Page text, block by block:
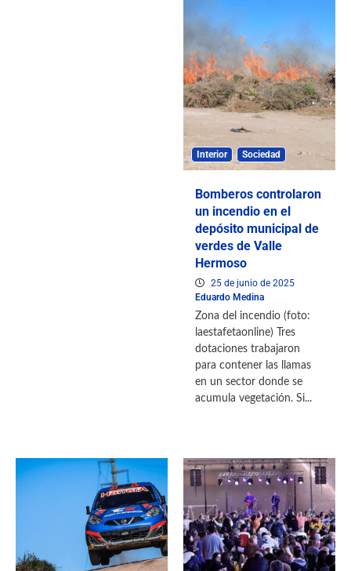
Interior Sociedad
Bomberos controlaron
un incendio en el
depósito municipal de
verdes de Valle
Hermoso
25 de junio de 2025
Eduardo Medina
Zona del incendio (foto:
laestafetaonline) Tres
dotaciones trabajaron
para contener las llamas
en un sector donde se
acumula vegetación. Si...